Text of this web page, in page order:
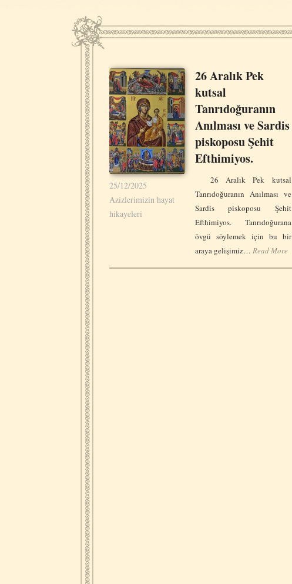
25/12/2025
Azizlerimizin hayat
hikayeleri
26 Aralık Pek
kutsal
Tanrıdoğuranın
Anılması ve Sardis
piskoposu Şehit
Efthimiyos.
26 Aralık Pek kutsal
Tanrıdoğuranın Anılması ve
Sardis piskoposu Şehit
Efthimiyos. Tanrıdoğurana
övgü söylemek için bu bir
araya gelişimiz…Read More